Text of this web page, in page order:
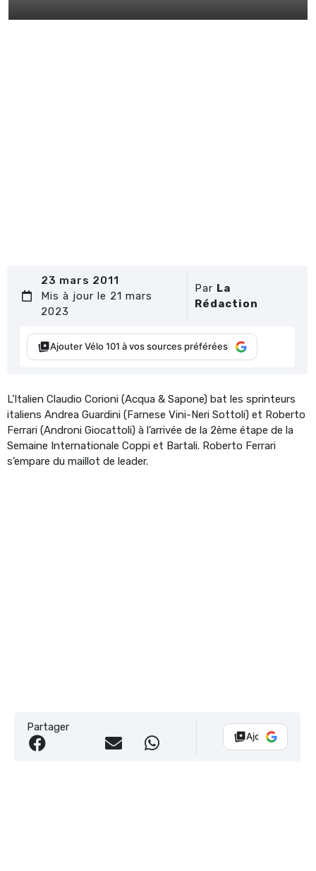
23 mars 2011
Mis à jour le 21 mars
2023
Par La
Rédaction
Ajouter Vélo 101 à vos sources préférées
L’Italien Claudio Corioni (Acqua & Sapone) bat les sprinteurs
italiens Andrea Guardini (Farnese Vini-Neri Sottoli) et Roberto
Ferrari (Androni Giocattoli) à l’arrivée de la 2ème étape de la
Semaine Internationale Coppi et Bartali. Roberto Ferrari
s’empare du maillot de leader.
Partager
Ajouter Vélo